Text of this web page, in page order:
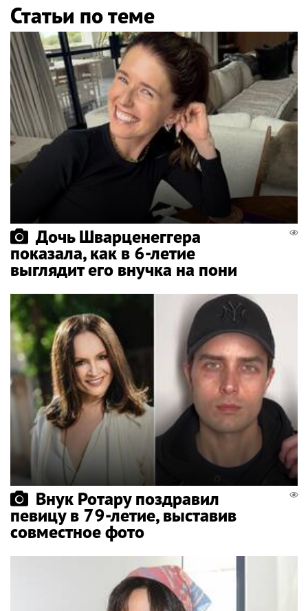
Статьи по теме
Дочь Шварценеггера
показала, как в 6-летие
выглядит его внучка на пони
Внук Ротару поздравил
певицу в 79-летие, выставив
совместное фото